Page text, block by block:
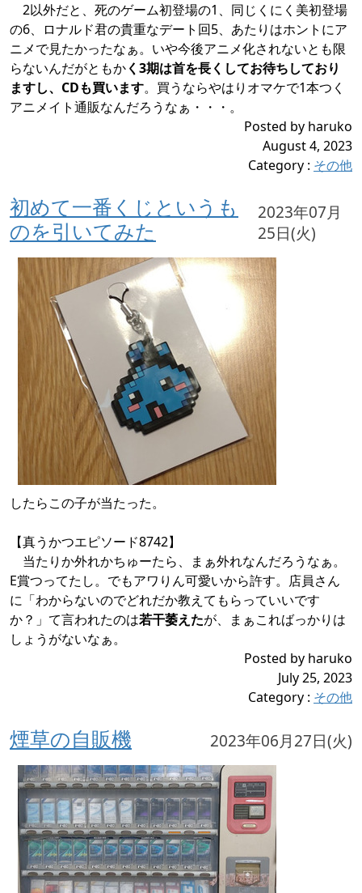
2以外だと、死のゲーム初登場の1、同じくにく美初登場
の6、ロナルド君の貴重なデート回5、あたりはホントにア
ニメで見たかったなぁ。いや今後アニメ化されないとも限
らないんだがともかく3期は首を長くしてお待ちしており
ますし、CDも買います。買うならやはりオマケで1本つく
アニメイト通販なんだろうなぁ・・・。
Posted by haruko
August 4, 2023
Category : その他
初めて一番くじというも
のを引いてみた
2023年07月
25日(火)
したらこの子が当たった。
【真うかつエピソード8742】
当たりか外れかちゅーたら、まぁ外れなんだろうなぁ。
E賞つってたし。でもアワりん可愛いから許す。店員さん
に「わからないのでどれだか教えてもらっていいです
か？」て言われたのは若干萎えたが、まぁこればっかりは
しょうがないなぁ。
Posted by haruko
July 25, 2023
Category : その他
煙草の自販機 2023年06月27日(火)